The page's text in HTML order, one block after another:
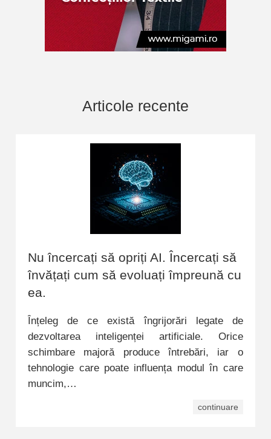
Articole recente
Nu încercați să opriți AI. Încercați să
învățați cum să evoluați împreună cu
ea.
Înțeleg de ce există îngrijorări legate de
dezvoltarea inteligenței artificiale. Orice
schimbare majoră produce întrebări, iar o
tehnologie care poate influența modul în care
muncim,…
continuare